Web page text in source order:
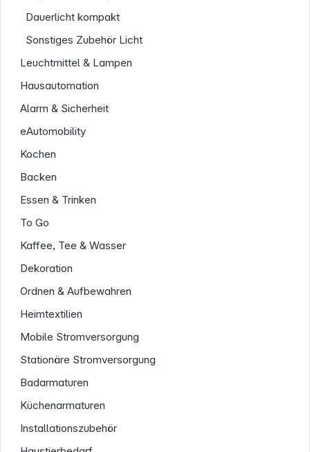
Dauerlicht kompakt
Sonstiges Zubehör Licht
Leuchtmittel & Lampen
Hausautomation
Alarm & Sicherheit
eAutomobility
Kochen
Backen
Essen & Trinken
To Go
Kaffee, Tee & Wasser
Dekoration
Ordnen & Aufbewahren
Heimtextilien
Mobile Stromversorgung
Stationäre Stromversorgung
Badarmaturen
Küchenarmaturen
Installationszubehör